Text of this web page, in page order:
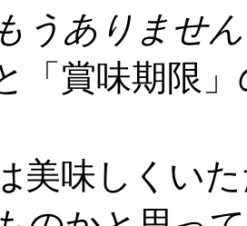
うありませ
「賞味期限
美味しくい